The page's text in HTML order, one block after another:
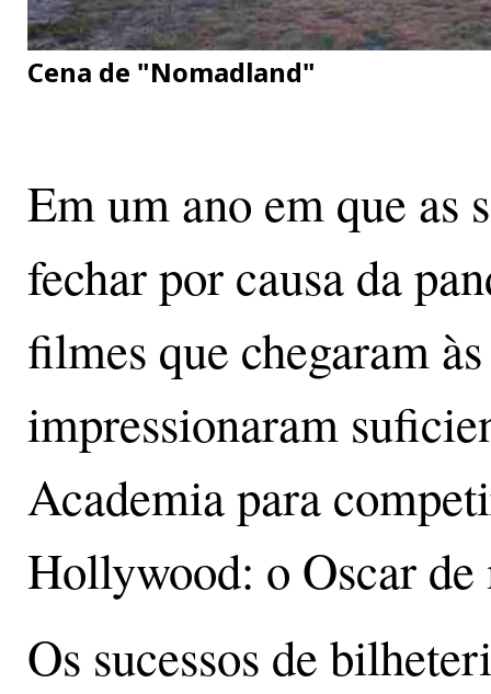
Cena de "Nomadland"
Em um ano em que as
fechar por causa da
filmes que chegaram
impressionaram
Academia para
Hollywood: o Oscar
Os sucessos de